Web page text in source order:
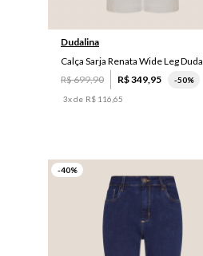
38
Dudalina
R$699,90 R$349 95 -50%
3x de R$ 116 65
-40%